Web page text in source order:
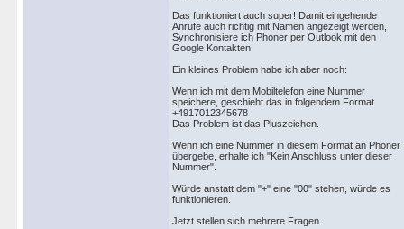
Das funktioniert auch super! Damit eingehende
Anrufe auch richtig mit Namen angezeigt werden,
Synchronisiere ich Phoner per Outlook mit den
Google Kontakten.
Ein kleines Problem habe ich aber noch:
Wenn ich mit dem Mobiltelefon eine Nummer
speichere, geschieht das in folgendem Format
+4917012345678
Das Problem ist das Pluszeichen.
Wenn ich eine Nummer in diesem Format an Phoner
übergebe, erhalte ich "Kein Anschluss unter dieser
Nummer".
Würde anstatt dem "+" eine "00" stehen, würde es
funktionieren.
Jetzt stellen sich mehrere Fragen.